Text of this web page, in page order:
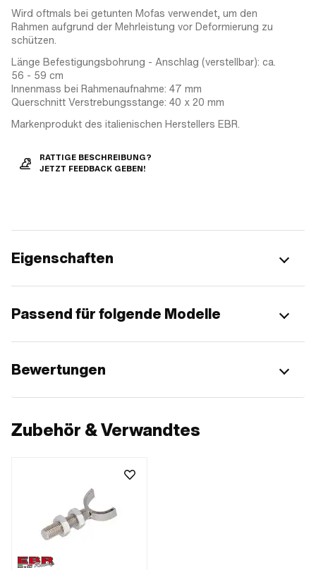
Wird oftmals bei getunten Mofas verwendet, um den
Rahmen aufgrund der Mehrleistung vor Deformierung zu
schützen.
Länge Befestigungsbohrung - Anschlag (verstellbar): ca.
56 - 59 cm
Innenmass bei Rahmenaufnahme: 47 mm
Querschnitt Verstrebungsstange: 40 x 20 mm
Markenprodukt des italienischen Herstellers EBR.
RATTIGE BESCHREIBUNG?
JETZT FEEDBACK GEBEN!
Eigenschaften
Passend für folgende Modelle
Bewertungen
Zubehör & Verwandtes